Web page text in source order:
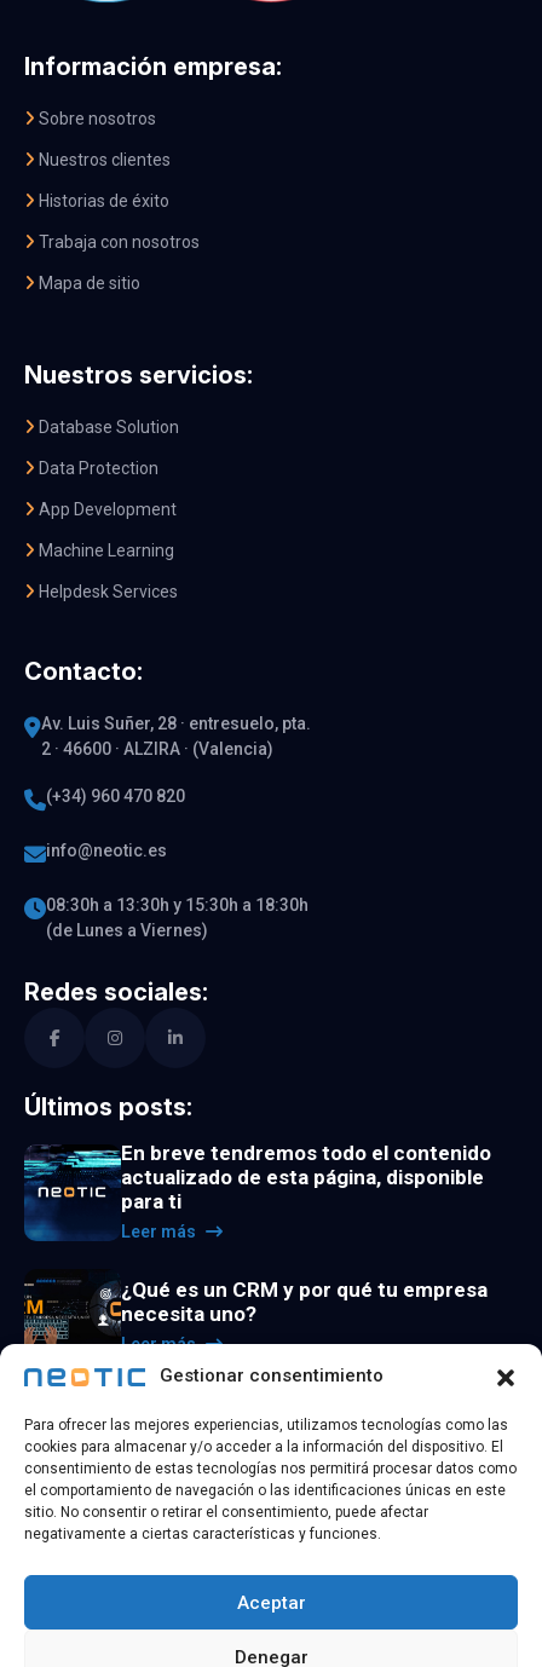
Gestionar consentimiento
Para ofrecer las mejores experiencias, utilizamos tecnologías como las
cookies para almacenar y/o acceder a la información del dispositivo. El
consentimiento de estas tecnologías nos permitirá procesar datos como
el comportamiento de navegación o las identificaciones únicas en este
sitio. No consentir o retirar el consentimiento, puede afectar
negativamente a ciertas características y funciones.
Aceptar
Denegar
Información empresa:
Sobre nosotros
Nuestros clientes
Historias de éxito
Trabaja con nosotros
Mapa de sitio
Nuestros servicios:
Database Solution
Data Protection
App Development
Machine Learning
Helpdesk Services
Contacto:
Av. Luis Suñer, 28 · entresuelo, pta.
2 · 46600 · ALZIRA · (Valencia)
(+34) 960 470 820
info@neotic.es
08:30h a 13:30h y 15:30h a 18:30h
(de Lunes a Viernes)
Redes sociales:
Últimos posts:
En breve tendremos todo el contenido
actualizado de esta página, disponible
para ti
Leer más
¿Qué es un CRM y por qué tu empresa
necesita uno?
Leer más
artificial
Leer más
@ 2026 CopyrightNEOTIC TECHNOLOGY| Todos los